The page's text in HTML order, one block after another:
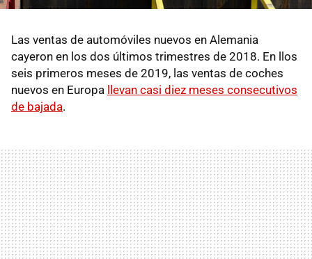
Las ventas de automóviles nuevos en Alemania
cayeron en los dos últimos trimestres de 2018. En llos
seis primeros meses de 2019, las ventas de coches
nuevos en Europa llevan casi diez meses consecutivos
de bajada.